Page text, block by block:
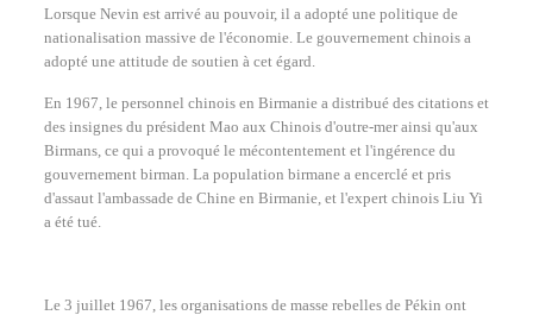
Lorsque Nevin est arrivé au pouvoir, il a adopté une politique de
nationalisation massive de l'économie. Le gouvernement chinois a
adopté une attitude de soutien à cet égard.
En 1967, le personnel chinois en Birmanie a distribué des citations et
des insignes du président Mao aux Chinois d'outre-mer ainsi qu'aux
Birmans, ce qui a provoqué le mécontentement et l'ingérence du
gouvernement birman. La population birmane a encerclé et pris
d'assaut l'ambassade de Chine en Birmanie, et l'expert chinois Liu Yi
a été tué.
Le 3 juillet 1967, les organisations de masse rebelles de Pékin ont